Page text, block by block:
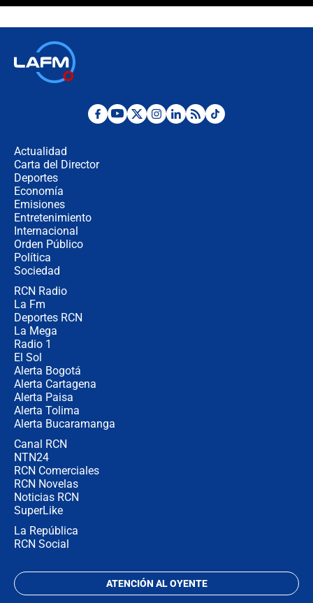
Desde dermatitis hasta infecciones:
Actualidad
Carta del Director
Deportes
Economía
Emisiones
Entretenimiento
Internacional
Orden Público
Política
Sociedad
RCN Radio
La Fm
Deportes RCN
La Mega
Radio 1
El Sol
Alerta Bogotá
Alerta Cartagena
Alerta Paisa
Alerta Tolima
Alerta Bucaramanga
Canal RCN
NTN24
RCN Comerciales
RCN Novelas
Noticias RCN
SuperLike
La República
RCN Social
ATENCIÓN AL OYENTE